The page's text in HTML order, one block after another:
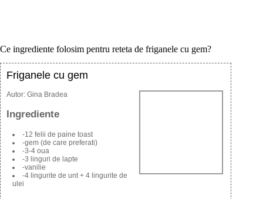
Ce ingrediente folosim pentru reteta de friganele cu gem?
Friganele cu gem
Autor: Gina Bradea
Ingrediente
-12 felii de paine toast
-gem (de care preferati)
-3-4 oua
-3 linguri de lapte
-vanilie
-4 lingurite de unt + 4 lingurite de
ulei